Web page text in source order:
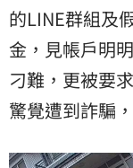
的LINE群組及
金，見帳戶明
刁難，更被要
驚覺遭到詐騙